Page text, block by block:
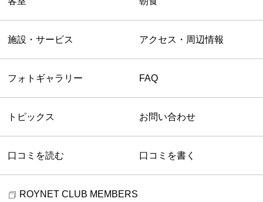
施設・サービス アクセス・周辺情報
フォトギャラリー FAQ
トピックス お問い合わせ
口コミを読む 口コミを書く
ROYNET CLUB MEMBERS